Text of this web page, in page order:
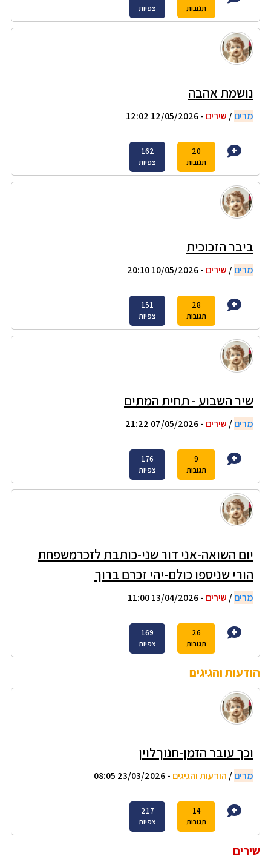
תגובות
צפיות
נושמת אהבה
מרים/ שירים - 12/05/2026 12:02
20
תגובות
162
צפיות
ביבר הזכוכית
מרים/ שירים - 10/05/2026 20:10
28
תגובות
151
צפיות
שיר השבוע - תחית המתים
מרים/ שירים - 07/05/2026 21:22
9
תגובות
176
צפיות
יום השואה-אני דור שני-כותבת לזכרמשפחת
הורי שניספו כולם-יהי זכרם ברוך
מרים/ שירים - 13/04/2026 11:00
26
תגובות
169
צפיות
הודעות והגיגים
וכך עובר הזמן-חנוךלוין
מרים/ הודעות והגיגים - 23/03/2026 08:05
14
תגובות
217
צפיות
שירים